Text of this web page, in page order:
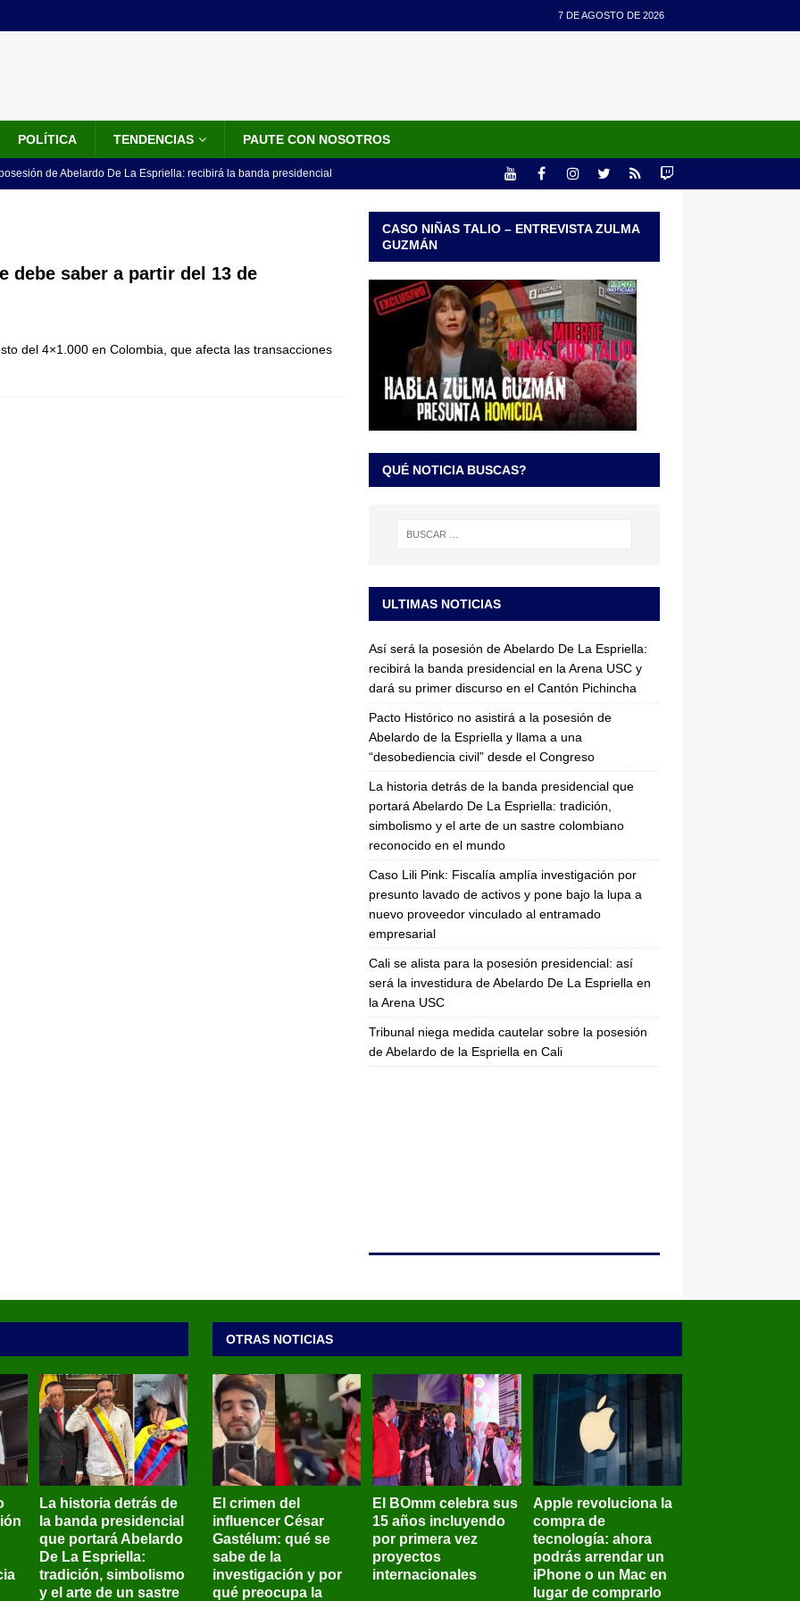
7 DE AGOSTO DE 2026
POLÍTICA TENDENCIAS PAUTE CON NOSOTROS
de Abelardo De La Espriella: recibirá la banda presidencial
LO ÚLTIMO
de un sastre colombiano reconocido en el mundo
debe saber a partir del 13 de
del 4×1.000 en Colombia, que afecta las transacciones
CASO NIÑAS TALIO – ENTREVISTA ZULMA
GUZMÁN
QUÉ NOTICIA BUSCAS?
ULTIMAS NOTICIAS
Así será la posesión de Abelardo De La Espriella:
recibirá la banda presidencial en la Arena USC y
dará su primer discurso en el Cantón Pichincha
Pacto Histórico no asistirá a la posesión de
Abelardo de la Espriella y llama a una
“desobediencia civil” desde el Congreso
La historia detrás de la banda presidencial que
portará Abelardo De La Espriella: tradición,
simbolismo y el arte de un sastre colombiano
reconocido en el mundo
Caso Lili Pink: Fiscalía amplía investigación por
presunto lavado de activos y pone bajo la lupa a
nuevo proveedor vinculado al entramado
empresarial
Cali se alista para la posesión presidencial: así
será la investidura de Abelardo De La Espriella en
la Arena USC
Tribunal niega medida cautelar sobre la posesión
de Abelardo de la Espriella en Cali
La historia detrás de
la banda presidencial
que portará Abelardo
De La Espriella:
tradición, simbolismo
y el arte de un sastre
OTRAS NOTICIAS
El crimen del
influencer César
Gastélum: qué se
sabe de la
investigación y por
qué preocupa la
El BOmm celebra sus
15 años incluyendo
por primera vez
proyectos
internacionales
Apple revoluciona la
compra de
tecnología: ahora
podrás arrendar un
iPhone o un Mac en
lugar de comprarlo